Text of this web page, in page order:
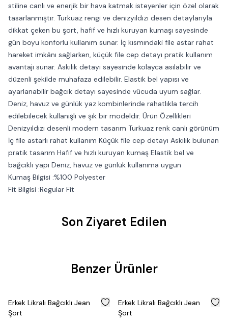
stiline canlı ve enerjik bir hava katmak isteyenler için özel olarak
tasarlanmıştır. Turkuaz rengi ve denizyıldızı desen detaylarıyla
dikkat çeken bu şort, hafif ve hızlı kuruyan kumaşı sayesinde
gün boyu konforlu kullanım sunar. İç kısmındaki file astar rahat
hareket imkânı sağlarken, küçük file cep detayı pratik kullanım
avantajı sunar. Askılık detayı sayesinde kolayca asılabilir ve
düzenli şekilde muhafaza edilebilir. Elastik bel yapısı ve
ayarlanabilir bağcık detayı sayesinde vücuda uyum sağlar.
Deniz, havuz ve günlük yaz kombinlerinde rahatlıkla tercih
edilebilecek kullanışlı ve şık bir modeldir. Ürün Özellikleri
Denizyıldızı desenli modern tasarım Turkuaz renk canlı görünüm
İç file astarlı rahat kullanım Küçük file cep detayı Askılık bulunan
pratik tasarım Hafif ve hızlı kuruyan kumaş Elastik bel ve
bağcıklı yapı Deniz, havuz ve günlük kullanıma uygun
Kumaş Bilgisi :%100 Polyester
Fit Bilgisi :Regular Fit
Son Ziyaret Edilen
Benzer Ürünler
60
Erkek Likralı Bağcıklı Jean
Şort
60
Erkek Likralı Bağcıklı Jean
Şort